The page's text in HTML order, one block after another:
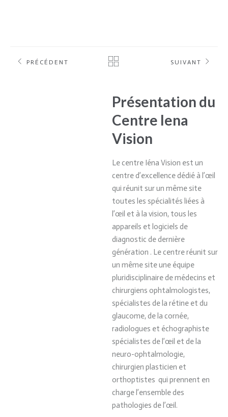
PRÉCÉDENT SUIVANT
Présentation du
Centre Iena
Vision
Le centre Iéna Vision est un
centre d’excellence dédié à l’œil
qui réunit sur un même site
toutes les spécialités liées à
l’œil et à la vision, tous les
appareils et logiciels de
diagnostic de dernière
génération . Le centre réunit sur
un même site une équipe
pluridisciplinaire de médecins et
chirurgiens ophtalmologistes,
spécialistes de la rétine et du
glaucome, de la cornée,
radiologues et échographiste
spécialistes de l’œil et de la
neuro-ophtalmologie,
chirurgien plasticien et
orthoptistes qui prennent en
charge l’ensemble des
pathologies de l’œil.